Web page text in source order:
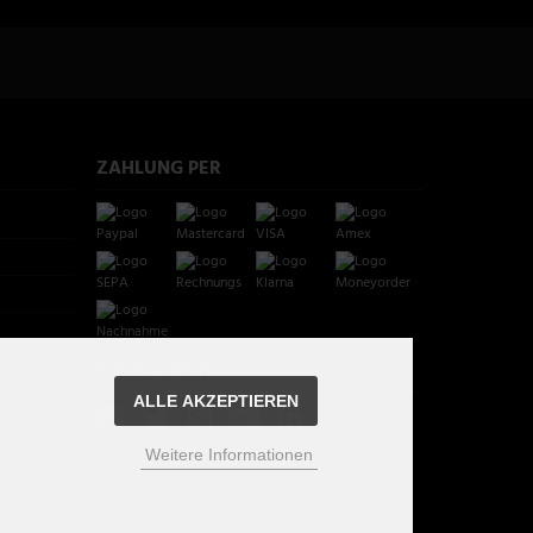
ZAHLUNG PER
SOCIAL MEDIA
ALLE AKZEPTIEREN
Weitere Informationen